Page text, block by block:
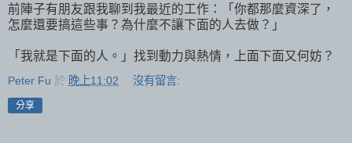
前陣子有朋友跟我聊到我最近的工作：「你都那麼資深了，
怎麼還要搞這些事？為什麼不讓下面的人去做？」
「我就是下面的人。」找到動力與熱情，上面下面又何妨？
Peter Fu 於 晚上11:02 沒有留言:
分享